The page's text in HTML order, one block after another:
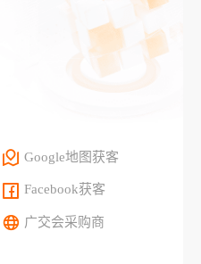
Google地图获客
Facebook获客
广交会采购商